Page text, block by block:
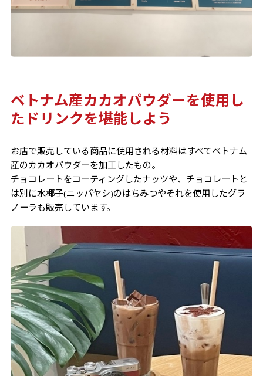
ベトナム産カカオパウダーを使用し
たドリンクを堪能しよう
お店で販売している商品に使用される材料はすべてベトナム
産のカカオパウダーを加工したもの。
チョコレートをコーティングしたナッツや、チョコレートと
は別に水椰子(ニッパヤシ)のはちみつやそれを使用したグラ
ノーラも販売しています。